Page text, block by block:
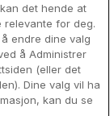
det hende at
relevante for deg.
endre dine valg
å Administrer
(eller det
Dine valg vil ha
kan du se